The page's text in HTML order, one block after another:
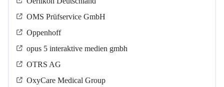
OMS Prüfservice GmbH
Oppenhoff
opus 5 interaktive medien gmbh
OTRS AG
OxyCare Medical Group